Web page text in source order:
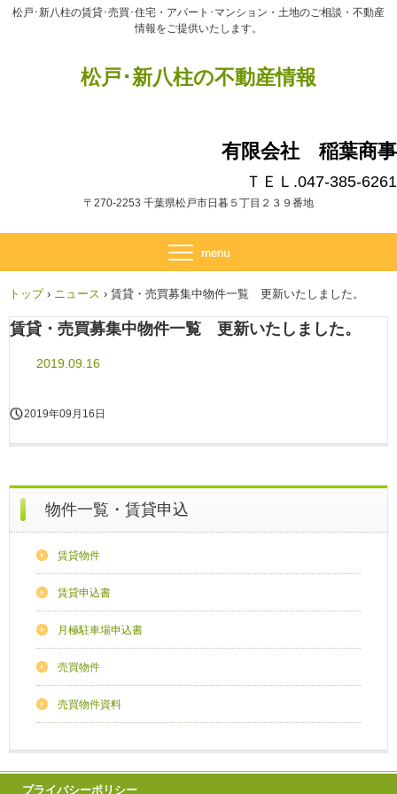
松戸･新八柱の不動産情報
松戸･新八柱の賃貸･売買･住宅・アパート･マンション・土地のご相談・不動産
情報をご提供いたします。
有限会社 稲葉商事
ＴＥＬ.047-385-6261
〒270-2253 千葉県松戸市日暮５丁目２３９番地
トップ › ニュース › 賃貸・売買募集中物件一覧 更新いたしました。
賃貸・売買募集中物件一覧 更新いたしました。
2019.09.16
2019年09月16日
物件一覧・賃貸申込
賃貸物件
賃貸申込書
月極駐車場申込書
売買物件
売買物件資料
プライバシーポリシー